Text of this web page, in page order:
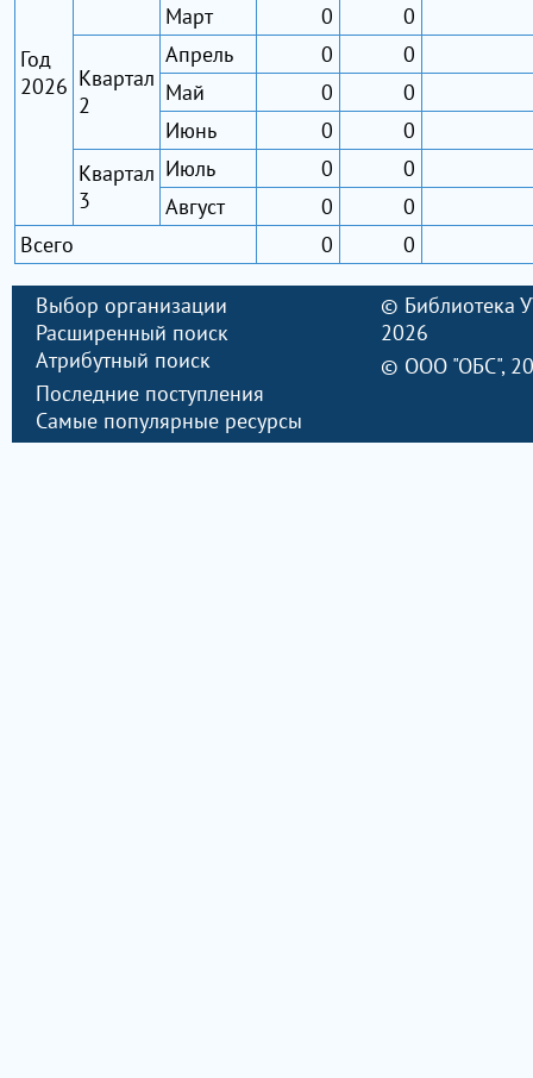
Год
2026
Март
0 0
Квартал
2
Апрель 0
0
Май
0
0
Июнь
0
0
Квартал
3
Июль 0
0
Август
0
0
Всего
0 0
Выбор организации
Расширенный поиск
Атрибутный поиск
Последние поступления
Самые популярные ресурсы
© Библиотека
2026
© ООО "ОБС",